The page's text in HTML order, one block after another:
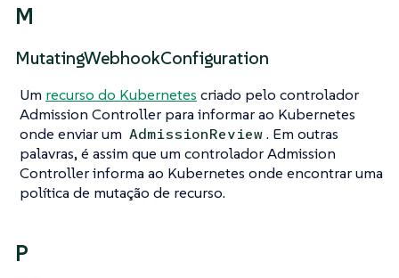
M
MutatingWebhookConfiguration
Um recurso do Kubernetes criado pelo controlador
Admission Controller para informar ao Kubernetes
onde enviar um AdmissionReview. Em outras
palavras, é assim que um controlador Admission
Controller informa ao Kubernetes onde encontrar uma
política de mutação de recurso.
P